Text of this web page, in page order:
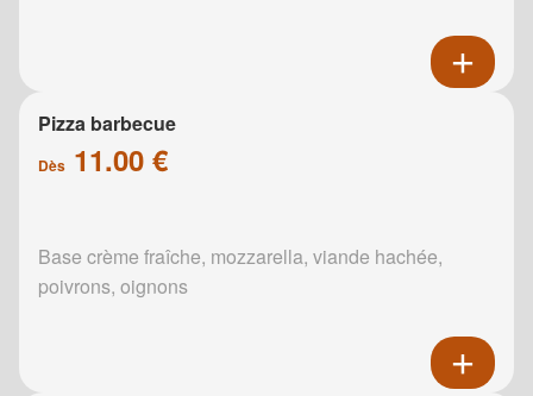
Pizza barbecue
Dès 11.00 €
Base crème fraîche, mozzarella, viande hachée,
poivrons, oignons